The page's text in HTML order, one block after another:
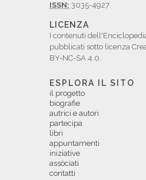
ISSN: 3035-4927
LICENZA
I contenuti
pubblicati sotto licenza
BY-NC-SA 4.0.
ESPLORA IL SITO
il progetto
biografie
autrici e autori
partecipa
libri
appuntamenti
iniziative
assòciati
contatti